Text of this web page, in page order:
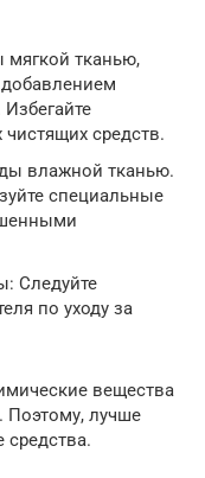
мягкой тканью,
средств.
влажной тканью.
специальные
Следуйте
по уходу за
вещества
Поэтому, лучше
средства.